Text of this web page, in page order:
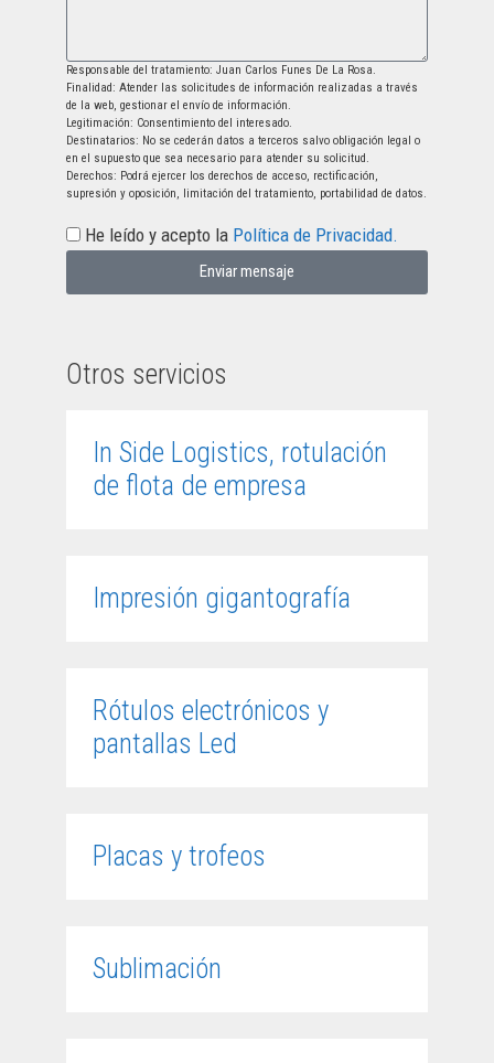
Responsable del tratamiento: Juan Carlos Funes De La Rosa.
Finalidad: Atender las solicitudes de información realizadas a través
de la web, gestionar el envío de información.
Legitimación: Consentimiento del interesado.
Destinatarios: No se cederán datos a terceros salvo obligación legal o
en el supuesto que sea necesario para atender su solicitud.
Derechos: Podrá ejercer los derechos de acceso, rectificación,
supresión y oposición, limitación del tratamiento, portabilidad de datos.
He leído y acepto la Política de Privacidad.
Enviar mensaje
Otros servicios
In Side Logistics, rotulación
de flota de empresa
Impresión gigantografía
Rótulos electrónicos y
pantallas Led
Placas y trofeos
Sublimación